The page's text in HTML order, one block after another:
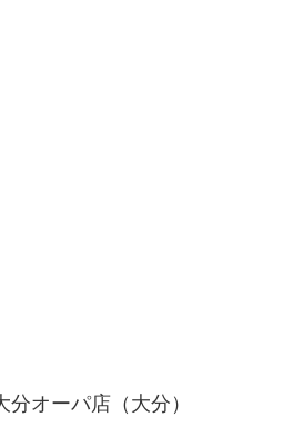
オーパ店（大分）